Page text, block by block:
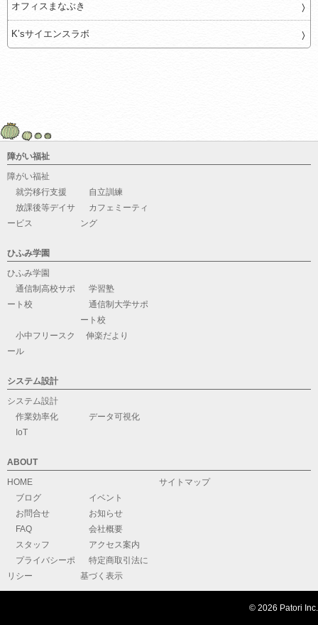
オフィスまなぶき
K’sサイエンスラボ
障がい福祉
障がい福祉
就労移行支援
自立訓練
放課後等デイサ
ービス
カフェミーティ
ング
ひふみ学園
ひふみ学園
通信制高校サポ
ート校
学習塾
通信制大学サポ
ート校
小中フリースク
ール
伸楽だより
システム設計
システム設計
作業効率化
データ可視化
IoT
ABOUT
HOME
ブログ
イベント
お問合せ
お知らせ
FAQ
会社概要
スタッフ
アクセス案内
プライバシーポ
リシー
特定商取引法に
基づく表示
サイトマップ
© 2026 Patori Inc.